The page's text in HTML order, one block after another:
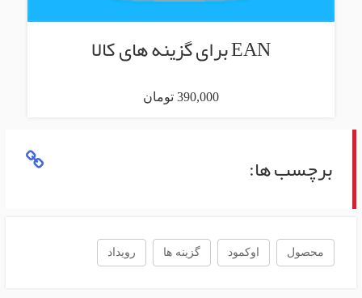
EAN برای گزینه های کالا
390,000 تومان
برچسب ها:
محصول اوکمود گزینه ها رویداد